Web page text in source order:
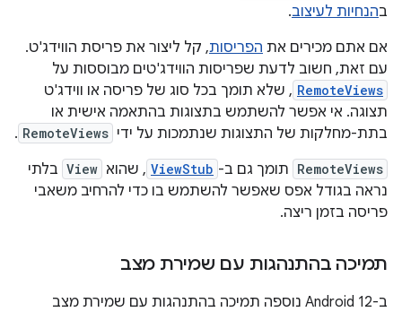
בהנחיות לעיצוב.
אם אתם מכירים את הפריסות, קל ליצור את פריסת הווידג'ט.
עם זאת, חשוב לדעת שפריסות הווידג'טים מבוססות על
RemoteViews , שלא תומך בכל סוג של פריסה או ווידג'ט
תצוגה. אי אפשר להשתמש בתצוגות בהתאמה אישית או
בתת-מחלקות של התצוגות שנתמכות על ידי RemoteViews
.
RemoteViews תומך גם ב- ViewStub , שהוא View בלתי
נראה בגודל אפס שאפשר להשתמש בו כדי להרחיב משאבי
פריסה בזמן ריצה.
תמיכה בהתנהגות עם שמירת מצב
ב-Android 12 נוספה תמיכה בהתנהגות עם שמירת מצב